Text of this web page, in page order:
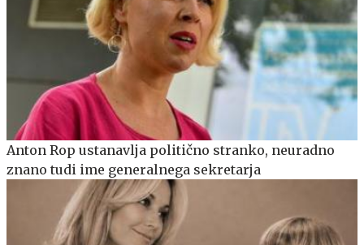
Anton Rop ustanavlja politično stranko, neuradno
znano tudi ime generalnega sekretarja